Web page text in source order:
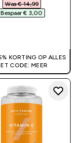
Was € 14,99‎
Bespaar € 3,00‎
KORTING OP ALLES
CODE: MEER